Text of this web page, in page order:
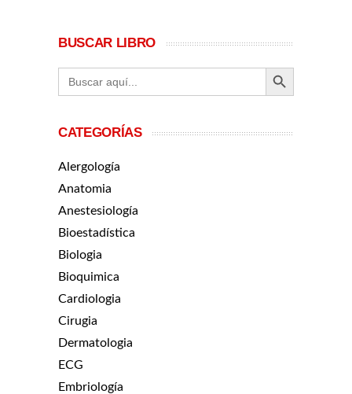
BUSCAR LIBRO
Buscar:
BOTÓN DE
CATEGORÍAS
Alergología
Anatomia
Anestesiología
Bioestadística
Biologia
Bioquimica
Cardiologia
Cirugia
Dermatologia
ECG
Embriología